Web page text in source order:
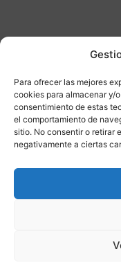
Para ofrecer las mejores
cookies para almacenar y/
consentimiento de estas
el comportamiento de
sitio. No consentir o retirar
negativamente a ciertas
CONSULTAR
¡Ofer